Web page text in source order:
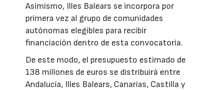
Asimismo, Illes Balears se incorpora por
primera vez al grupo de comunidades
autónomas elegibles para recibir
financiación dentro de esta convocatoria.
De este modo, el presupuesto estimado de
138 millones de euros se distribuirá entre
Andalucía, Illes Balears, Canarias, Castilla y